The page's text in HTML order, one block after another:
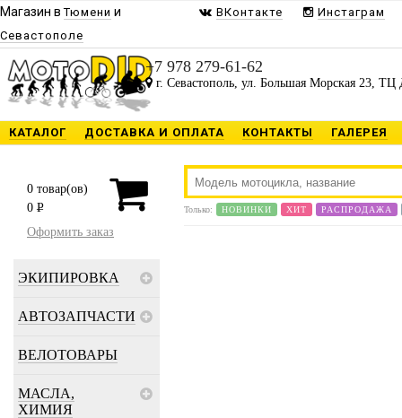
Магазин вТюмени и
Севастополе
ВКонтакте Инстаграм
+7 978 279-61-62
г. Севастополь, ул. Большая Морская 23, ТЦ
КАТАЛОГ ДОСТАВКА И ОПЛАТА КОНТАКТЫ ГАЛЕРЕЯ
0 товар(ов)
0 P
Оформить заказ
ЭКИПИРОВКА
АВТОЗАПЧАСТИ
ВЕЛОТОВАРЫ
МАСЛА,
ХИМИЯ
Только: НОВИНКИ ХИТ РАСПРОДАЖА